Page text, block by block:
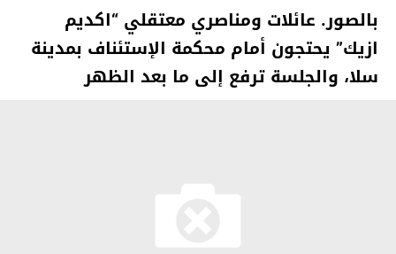
بالصور. عائلات ومناصري معتقلي “اكديم
ازيك” يحتجون أمام محكمة الإستئناف بمدينة
سلا، والجلسة ترفع إلى ما بعد الظهر